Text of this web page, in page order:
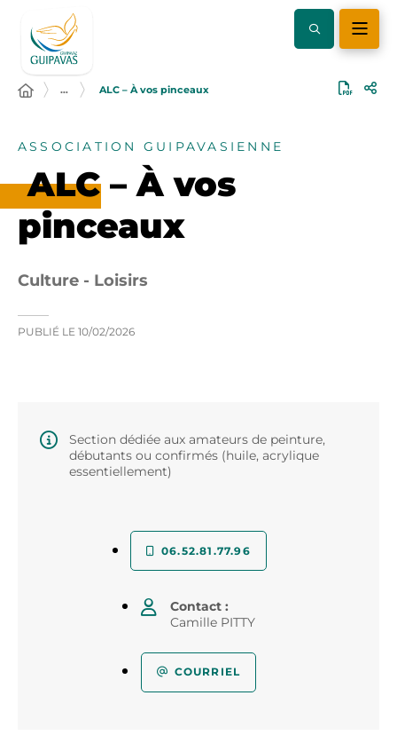
… ALC – À vos pinceaux
ASSOCIATION GUIPAVASIENNE
ALC – À vos
pinceaux
Culture - Loisirs
PUBLIÉ LE 10/02/2026
Section dédiée aux amateurs de peinture,
débutants ou confirmés (huile, acrylique
essentiellement)
06.52.81.77.96
Contact :
Camille PITTY
COURRIEL